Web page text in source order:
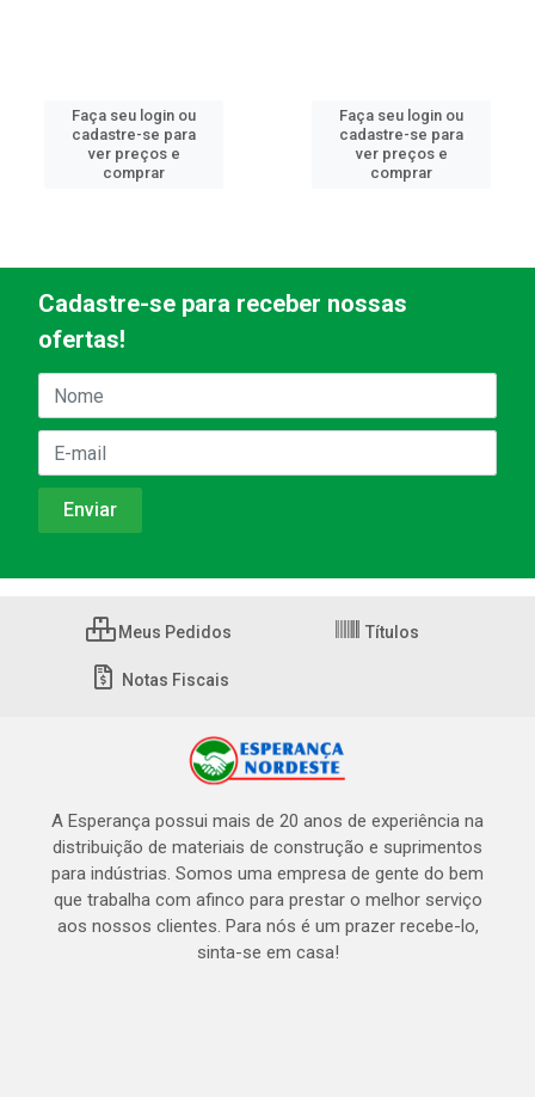
Faça seu login ou
cadastre-se para
ver preços e
comprar
Faça seu login ou
cadastre-se para
ver preços e
comprar
Cadastre-se para receber nossas
ofertas!
Meus Pedidos Títulos
Notas Fiscais
A Esperança possui mais de 20 anos de experiência na
distribuição de materiais de construção e suprimentos
para indústrias. Somos uma empresa de gente do bem
que trabalha com afinco para prestar o melhor serviço
aos nossos clientes. Para nós é um prazer recebe-lo,
sinta-se em casa!